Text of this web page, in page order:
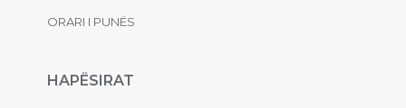
ORARI I PUNËS
HAPËSIRAT